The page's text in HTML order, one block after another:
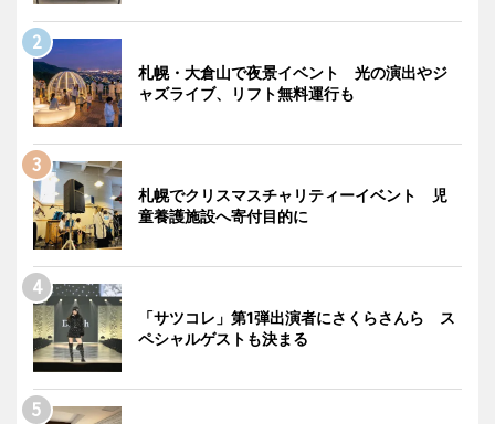
札幌・大倉山で夜景イベント 光の演出やジ
ャズライブ、リフト無料運行も
札幌でクリスマスチャリティーイベント 児
童養護施設へ寄付目的に
「サツコレ」第1弾出演者にさくらさんら ス
ペシャルゲストも決まる